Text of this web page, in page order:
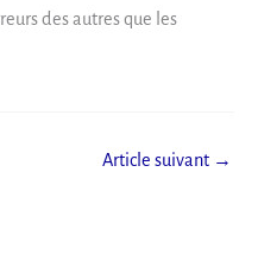
des autres que les
Article suivant →